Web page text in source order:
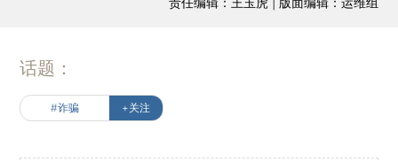
话题：
#诈骗 +关注